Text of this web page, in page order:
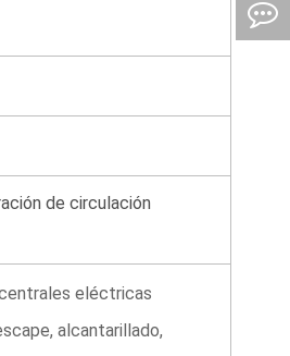
de circulación
eléctricas
alcantarillado,